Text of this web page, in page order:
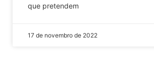
que pretendem
17 de novembro de 2022